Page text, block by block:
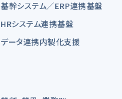
基幹システム／ERP連携基盤
HRシステム連携基盤
データ連携内製化支援